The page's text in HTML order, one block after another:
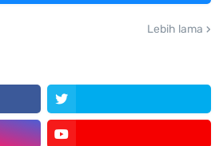
Lebih lama